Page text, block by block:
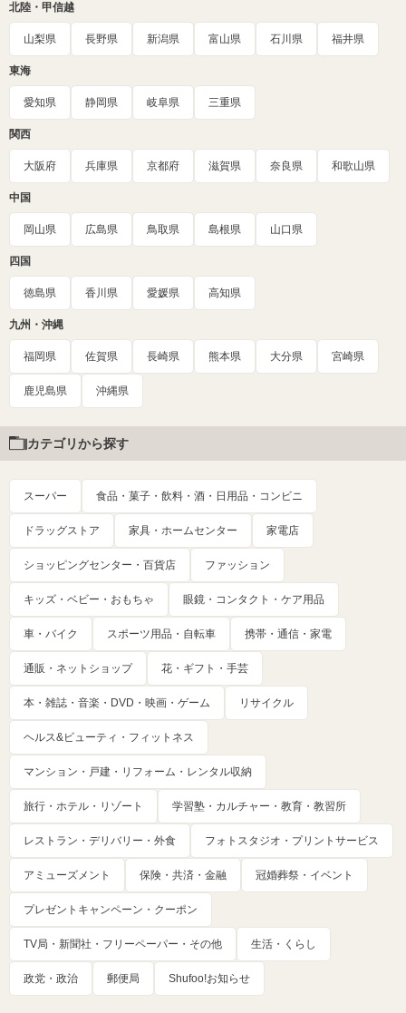
北陸・甲信越
山梨県 長野県 新潟県 富山県 石川県 福井県
東海
愛知県 静岡県 岐阜県 三重県
関西
大阪府 兵庫県 京都府 滋賀県 奈良県 和歌山県
中国
岡山県 広島県 鳥取県 島根県 山口県
四国
徳島県 香川県 愛媛県 高知県
九州・沖縄
福岡県 佐賀県 長崎県 熊本県 大分県 宮崎県
鹿児島県 沖縄県
カテゴリから探す
スーパー 食品・菓子・飲料・酒・日用品・コンビニ
ドラッグストア 家具・ホームセンター 家電店
ショッピングセンター・百貨店 ファッション
キッズ・ベビー・おもちゃ 眼鏡・コンタクト・ケア用品
車・バイク スポーツ用品・自転車 携帯・通信・家電
通販・ネットショップ 花・ギフト・手芸
本・雑誌・音楽・DVD・映画・ゲーム リサイクル
ヘルス&ビューティ・フィットネス
マンション・戸建・リフォーム・レンタル収納
旅行・ホテル・リゾート 学習塾・カルチャー・教育・教習所
レストラン・デリバリー・外食 フォトスタジオ・プリントサービス
アミューズメント 保険・共済・金融 冠婚葬祭・イベント
プレゼントキャンペーン・クーポン
TV局・新聞社・フリーペーパー・その他 生活・くらし
政党・政治 郵便局 Shufoo!お知らせ